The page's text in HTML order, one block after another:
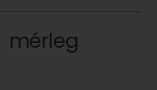
mérleg